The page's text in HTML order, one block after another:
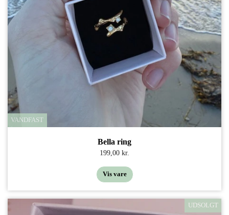
VANDFAST
Bella ring
199,00 kr.
Vis vare
UDSOLGT